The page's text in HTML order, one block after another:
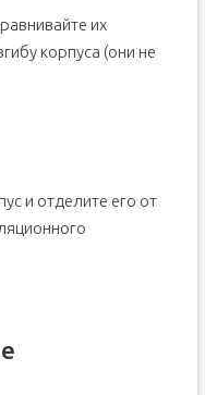
их
корпуса (они не
и отделите его от